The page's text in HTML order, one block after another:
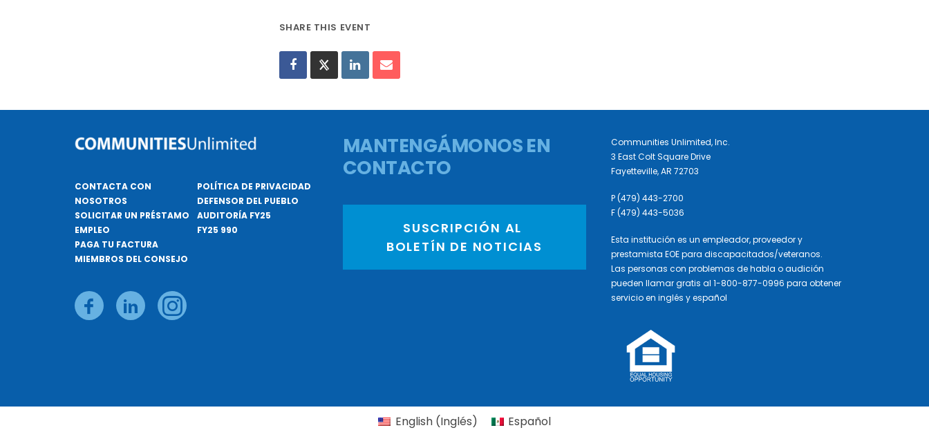
CONTACTA CON
NOSOTROS
SOLICITAR UN PRÉSTAMO
EMPLEO
PAGA TU FACTURA
MIEMBROS DEL CONSEJO
POLÍTICA DE PRIVACIDAD
DEFENSOR DEL PUEBLO
AUDITORÍA FY25
FY25 990
MANTENGÁMONOS EN
CONTACTO
SUSCRIPCIÓN AL
BOLETÍN DE NOTICIAS
Communities Unlimited, Inc.
3 East Colt Square Drive
Fayetteville, AR 72703
P (479) 443-2700
F (479) 443-5036
Esta institución es un empleador, proveedor y
prestamista EOE para discapacitados/veteranos.
Las personas con problemas de habla o audición
pueden llamar gratis al 1-800-877-0996 para obtener
servicio en inglés y español
English(Inglés) Español